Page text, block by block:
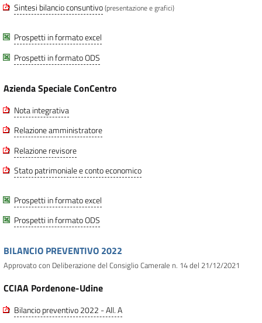
Sintesi bilancio consuntivo(presentazione e grafici)
Prospetti in formato excel
Prospetti in formato ODS
Azienda Speciale ConCentro
Nota integrativa
Relazione amministratore
Relazione revisore
Stato patrimoniale e conto economico
Prospetti in formato excel
Prospetti in formato ODS
BILANCIO PREVENTIVO 2022
Approvato con Deliberazione del Consiglio Camerale n. 14 del 21/12/2021
CCIAA Pordenone-Udine
Bilancio preventivo 2022 - All. A